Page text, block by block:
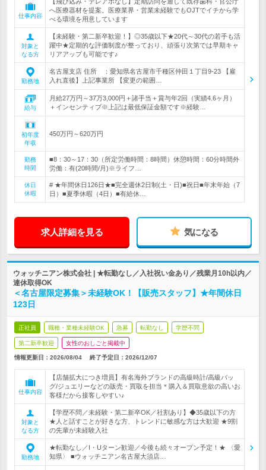
仕事内容
へ医療器材を提案。医療業界・営業未経験でもOJTでイチから学
べる環境を用意しています
対象と
なる方
【未経験・第二新卒歓迎！】◎35歳以下★20代～30代の若手も活
躍中★定期的な評価制度が整っており、頑張り次第では早期キャ
リアアップも可能です♪
勤務地
名古屋支店 住所 ：愛知県名古屋市千種区仲田１丁目9-23 【雇
入れ直後】上記事業所 【変更の範囲…
給与
月給27万円～37万3,000円＋諸手当＋賞与年2回（実績4.6ヶ月）
＋インセンティブ※上記は最低保証金額です※経験…
初年度
年収
450万円～620万円
勤務
時間
■8：30～17：30（所定労働時間：8時間）休憩時間：60分時間外
労働：有(20時間/月)※ライフ…
休日
休暇
# ★年間休日126日★■完全週休2日制(土・日)■祝日■年末年始（7
日）■夏季休暇（4日）■有給休…
求人詳細を見る 気になる
ウォッチニアン株式会社 | ★転勤なし／入社祝い金あり／残業月10h以内／
連休取得OK
＜名古屋限定募集＞未経験OK！【販売スタッフ】★年間休日
123日
正社員 職種・業種未経験OK 急募 転勤なし 学歴不問
第二新卒歓迎 女性のおしごと掲載中
情報更新日：2026/08/04 終了予定日： 2026/12/07
仕事内容
【店舗拡大につき増員】有名海外ブランドの高級時計/高級バッ
グ/ジュエリーなどの販売・買取を担当＊購入＆買取意欲の高いお
客様だから接客しやすい♪
対象と
なる方
【学歴不問／未経験・第二新卒OK／社割あり】◆35歳以下の方
★人と話すことが好きな方、トレンドに敏感な方は大歓迎 ★9割
の先輩が未経験入社
勤務地
★転勤なし／I・Uターン歓迎／今後も続々オープン予定！★ 〈愛
知県〉 ■ウォッチニアン名古屋大須店…